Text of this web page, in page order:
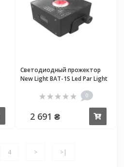
Светодиодный прожектор
New Light BAT-1S Led Par Light
0
2 691 ₴
4 > >|